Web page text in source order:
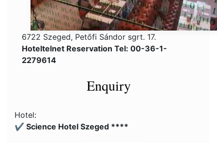
6722 Szeged, Petőfi Sándor sgrt. 17.
Hoteltelnet Reservation Tel: 00-36-1-
2279614
Enquiry
Hotel:
✔️ Science Hotel Szeged ****